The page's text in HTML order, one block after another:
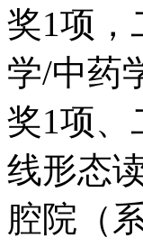
奖1项，
学/中药
奖1项、
线形态
腔院（